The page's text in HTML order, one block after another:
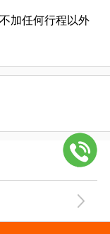
加任何行程以外